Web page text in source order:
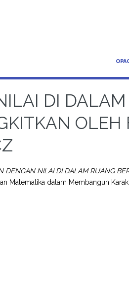
DI
OLEH
DENGAN NILAI DI DALAM RUANG
Matematika dalam Membangun